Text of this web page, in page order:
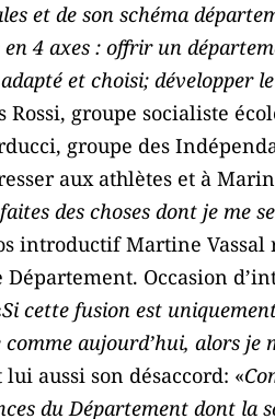
et de son schéma
4 axes : offrir un
et choisi; développer
Rossi, groupe socialiste
groupe des
aux athlètes et à
des choses dont je me
introductif Martine
Occasion
Si cette fusion est
aujourd’hui, alors je
aussi son désaccord: «
du Département dont la